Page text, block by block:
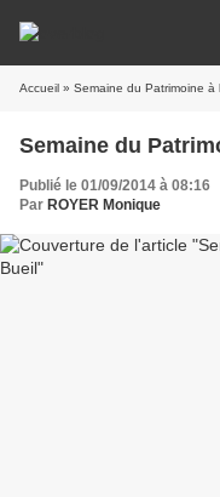
Accueil » Semaine du Patrimoine à
Semaine du
Publié le 01/09/2014 à 08:16
Par ROYER Monique